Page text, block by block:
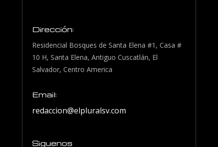
Dirección:
Residencial Bosques de Santa Elena #1, Casa #
10 H, Santa Elena, Antiguo Cuscatlán, El
Salvador, Centro America
Email:
redaccion@elpluralsv.com
Siguenos